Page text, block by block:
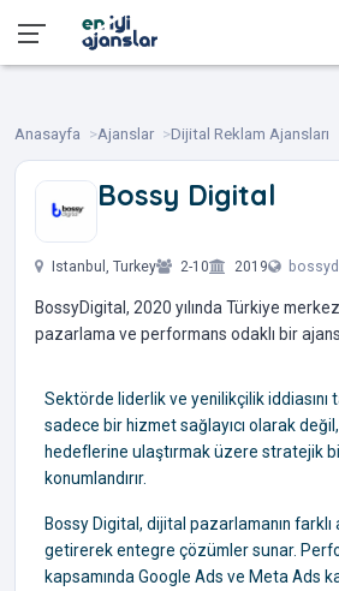
Anasayfa Ajanslar Dijital Reklam Ajansları
Bossy Digital
Istanbul, Turkey 2-10 2019
BossyDigital, 2020 yılında Türkiye
pazarlama ve performans odaklı bir
Sektörde liderlik ve yenilikçilik iddiasını
sadece bir hizmet sağlayıcı olarak
hedeflerine ulaştırmak üzere stratejik
konumlandırır.
Bossy Digital, dijital pazarlamanın farklı
getirerek entegre çözümler sunar.
kapsamında Google Ads ve Meta Ads